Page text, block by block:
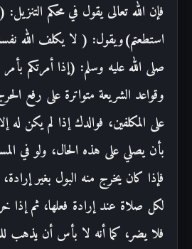
فإن الله تعالى يقول في محكم التنزيل:
استطعتم)ويقول: ( لا يكلف الله
صلى الله عليه وسلم: (إذا أمرتكم
وقواعد الشريعة متواترة على رفع
على المكلفين، فوالدك إذا لم يكن
بأن يصلي على هذه الحال، ولو في
فإذا كان يخرج منه البول بغير
لكل صلاة عند إرادة فعلها، ثم إذا
فلا يضر، كما أنه لا بأس أن يذهب